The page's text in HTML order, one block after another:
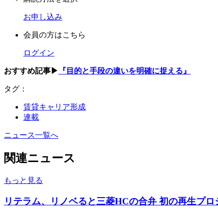
お申し込み
会員の方はこちら
ログイン
おすすめ記事▶ 『目的と手段の違いを明確に捉える』
タグ：
賃貸キャリア形成
連載
ニュース一覧へ
関連ニュース
もっと見る
リテラム、リノベると三菱HCの合弁 初の再生プロ